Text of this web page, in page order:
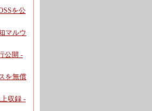
を公
マルウ
公開 -
を無償
上収録 -